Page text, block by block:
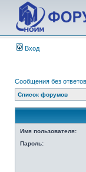
Вход
Сообщения без ответов
Список форумов
Имя пользователя:
Пароль: